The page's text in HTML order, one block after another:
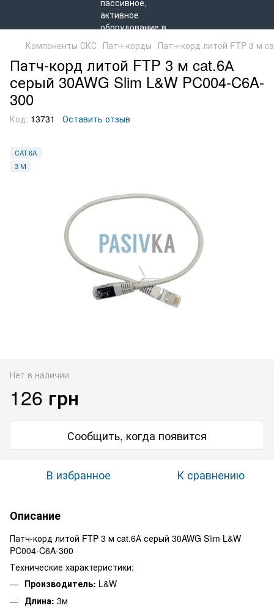
Компоненты СКС Патч-корды Патч-корд литой FTP 3 м
Патч-корд литой FTP 3 м cat.6А
серый 30AWG Slim L&W PC004-C6A-
300
Код: 13731 Оставить отзыв
CAT.6A
3 М
Нет в наличии
126 грн
Сообщить, когда появится
В избранное К сравнению
Описание
Патч-корд литой FTP 3 м cat.6А серый 30AWG Slim L&W
PC004-C6A-300
Технические характеристики:
Производитель: L&W
Длина: 3м